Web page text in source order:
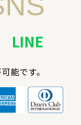
LINE
能です。